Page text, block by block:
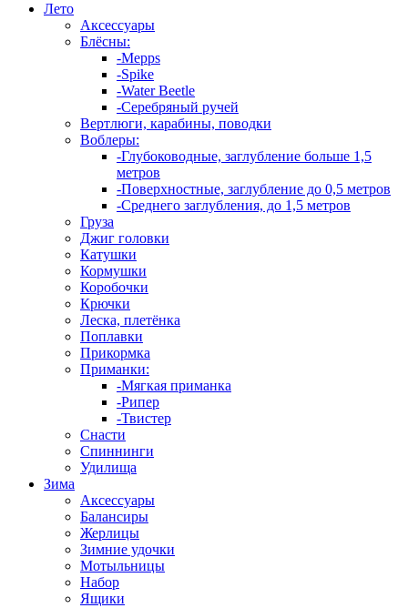
Лето
Аксессуары
Блёсны:
-Mepps
-Spike
-Water Beetle
-Серебряный ручей
Вертлюги, карабины, поводки
Воблеры:
-Глубоководные, заглубление больше 1,5
метров
-Поверхностные, заглубление до 0,5 метров
-Среднего заглубления, до 1,5 метров
Груза
Джиг головки
Катушки
Кормушки
Коробочки
Крючки
Леска, плетёнка
Поплавки
Прикормка
Приманки:
-Мягкая приманка
-Рипер
-Твистер
Снасти
Спиннинги
Удилища
Зима
Аксессуары
Балансиры
Жерлицы
Зимние удочки
Мотыльницы
Набор
Ящики